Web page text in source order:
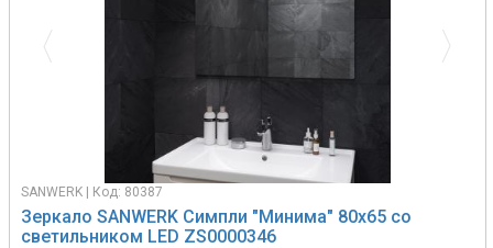
SANWERK | Код: 80387
Зеркало SANWERK Симпли "Минима" 80х65 со
светильником LED ZS0000346